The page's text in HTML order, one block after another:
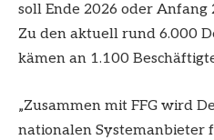
soll Ende 2026 oder Anfang
Zu den aktuell rund 6.000
kämen an 1.100
„Zusammen mit FFG wird
nationalen Systemanbieter